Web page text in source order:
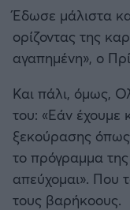
Έδωσε μάλιστα
ορίζοντας της
αγαπημένη», ο
Και πάλι, όμως,
του: «Εάν έχουμε
ξεκούρασης
το πρόγραμμα
απεύχομαι». Που
τους βαρήκοους.